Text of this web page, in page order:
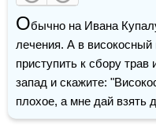
Обычно на Ивана
лечения. А в високосный
приступить к сбору трав
запад и скажите:
плохое, а мне дай взять